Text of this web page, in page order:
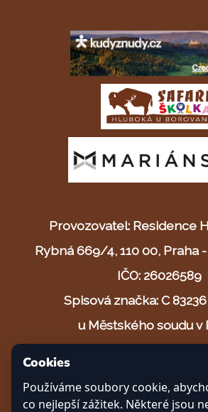
Provozovatel: Residence
Rybná 669/4, 110 00, Praha
IČO: 26026589
Spisová značka: C
u Městského soudu v
Vytvořeno s ❤ v Českých
Cookies
Používáme soubory cookie,
co nejlepší zážitek. Některé jsou